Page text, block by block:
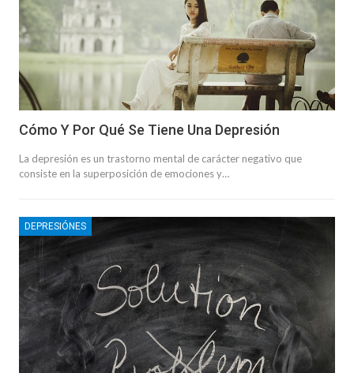
Cómo Y Por Qué Se Tiene Una Depresión
La depresión es un trastorno mental de carácter negativo que
consiste en la superposición de emociones y…
DEPRESIÓNES